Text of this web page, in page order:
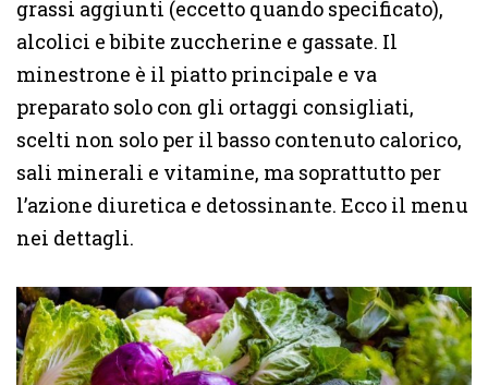
grassi aggiunti (eccetto quando specificato),
alcolici e bibite zuccherine e gassate. Il
minestrone è il piatto principale e va
preparato solo con gli ortaggi consigliati,
scelti non solo per il basso contenuto calorico,
sali minerali e vitamine, ma soprattutto per
l’azione diuretica e detossinante. Ecco il menu
nei dettagli.